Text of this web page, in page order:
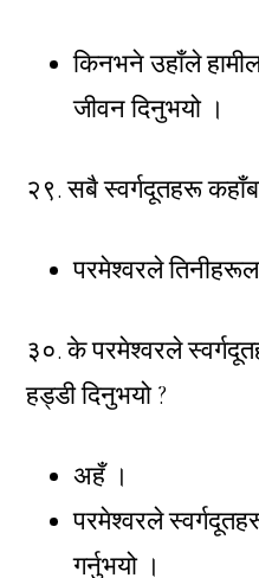
किनभने उहाँले
जीवन दिनुभयो ।
२९. सबै स्वर्गदूतहरू
परमेश्वरले
३०. के परमेश्वरले
हड्डी दिनुभयो ?
अहँ ।
परमेश्वरले
गर्नुभयो ।